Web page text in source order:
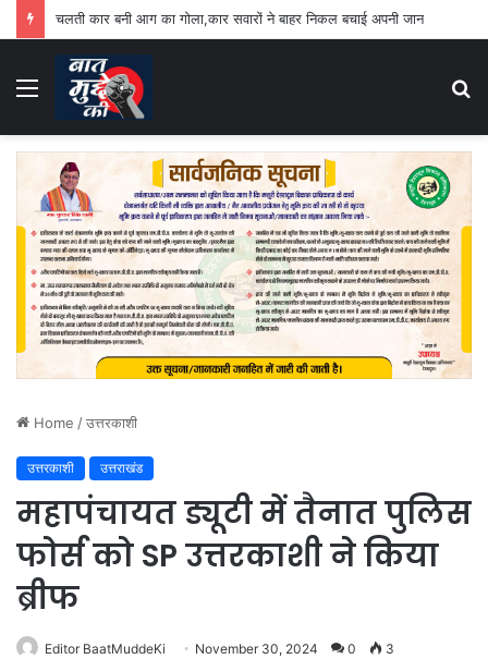
चलती कार बनी आग का गोला,कार सवारों ने बाहर निकल बचाई अपनी जान
Menu
Home /उत्तरकाशी
उत्तरकाशी उत्तराखंड
महापंचायत ड्यूटी में तैनात पुलिस
फोर्स को SP उत्तरकाशी ने किया
ब्रीफ
Editor BaatMuddeKi November 30, 2024 0 3